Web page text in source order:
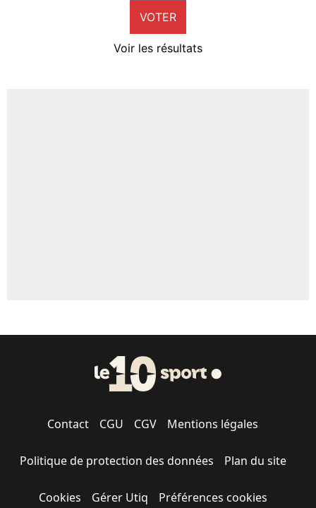
VOTER
Voir les résultats
Contact CGU CGV Mentions légales
Politique de protection des données Plan du site
Cookies Gérer Utiq Préférences cookies